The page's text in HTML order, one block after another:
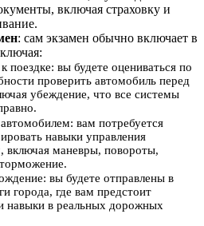
включая страховку и
: сам экзамен обычно включает в
поездке: вы будете оцениваться по
проверить автомобиль перед
убеждение, что все системы
вам потребуется
навыки управления
включая маневры, повороты,
вы будете отправлены в
города, где вам предстоит
навыки в реальных дорожных